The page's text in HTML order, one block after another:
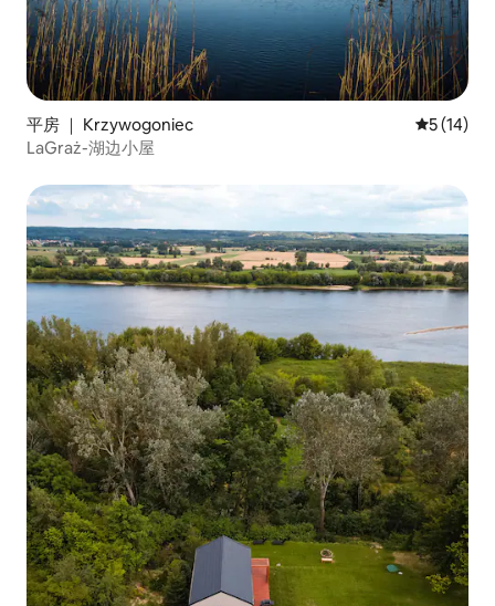
平房 ｜ Krzywogoniec 平均评分
5 (14)
LaGraż-湖边小屋